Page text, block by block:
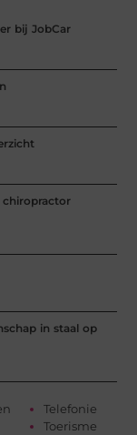
Telefonie
Toerisme
bij JobCar
chiropractor
in staal op